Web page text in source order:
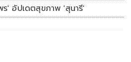
ร' อัปเดตสุขภาพ 'สุนารี'